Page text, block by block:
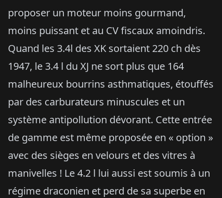
proposer un moteur moins gourmand,
moins puissant et au CV fiscaux amoindris.
Quand les 3.4l des XK sortaient 220 ch dès
1947, le 3.4 l du XJ ne sort plus que 164
malheureux bourrins asthmatiques, étouffés
par des carburateurs minuscules et un
système antipollution dévorant. Cette entrée
de gamme est même proposée en « option »
avec des sièges en velours et des vitres à
manivelles ! Le 4.2 l lui aussi est soumis à un
régime draconien et perd de sa superbe en